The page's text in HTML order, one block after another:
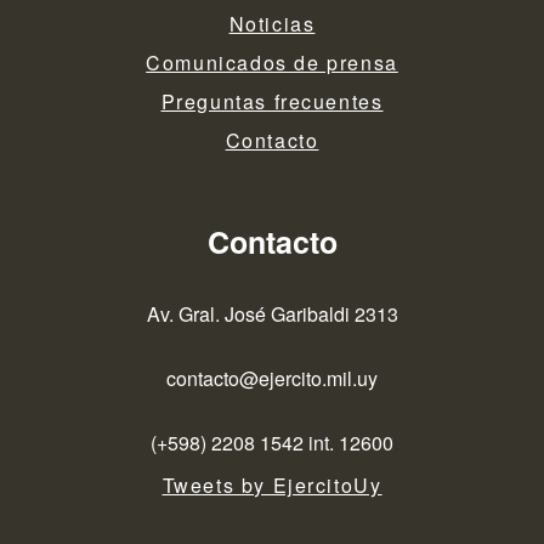
Noticias
Comunicados de prensa
Preguntas frecuentes
Contacto
Contacto
Av. Gral. José Garibaldi 2313
contacto@ejercito.mil.uy
(+598) 2208 1542 int. 12600
Tweets by EjercitoUy